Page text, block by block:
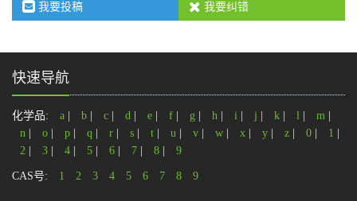
我要投稿 我要纠错
快速导航
化学品: a b c d e f g h i j k l m
n
o p q r s t u v w x y z 0 1
2
3 4 5 6 7 8 9
CAS号: 1 2 3 4 5 6 7 8 9